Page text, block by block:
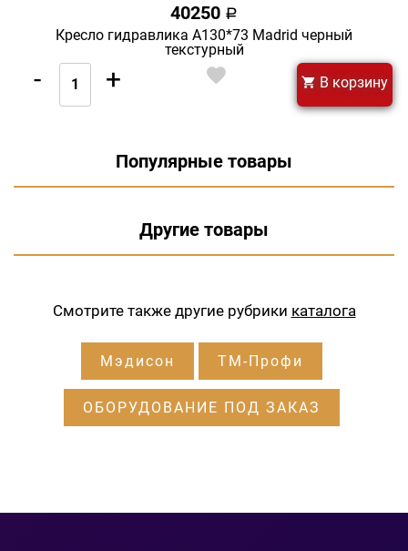
40250 a
Кресло гидравлика А130*73 Madrid черный
текстурный
- + В корзину
Популярные товары
Другие товары
Смотрите также другие рубрики каталога
Мэдисон ТМ-Профи
ОБОРУДОВАНИЕ ПОД ЗАКАЗ